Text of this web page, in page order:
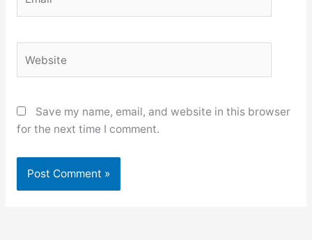
Save my name, email, and website in this browser
for the next time I comment.